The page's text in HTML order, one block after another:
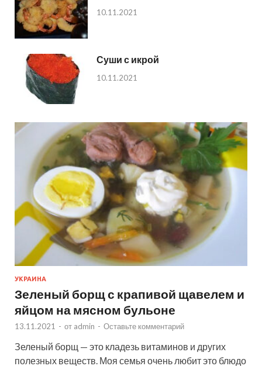
10.11.2021
Суши с икрой
10.11.2021
УКРАИНА
Зеленый борщ с крапивой щавелем и
яйцом на мясном бульоне
13.11.2021 - от admin - Оставьте комментарий
Зеленый борщ — это кладезь витаминов и других
полезных веществ. Моя семья очень любит это блюдо